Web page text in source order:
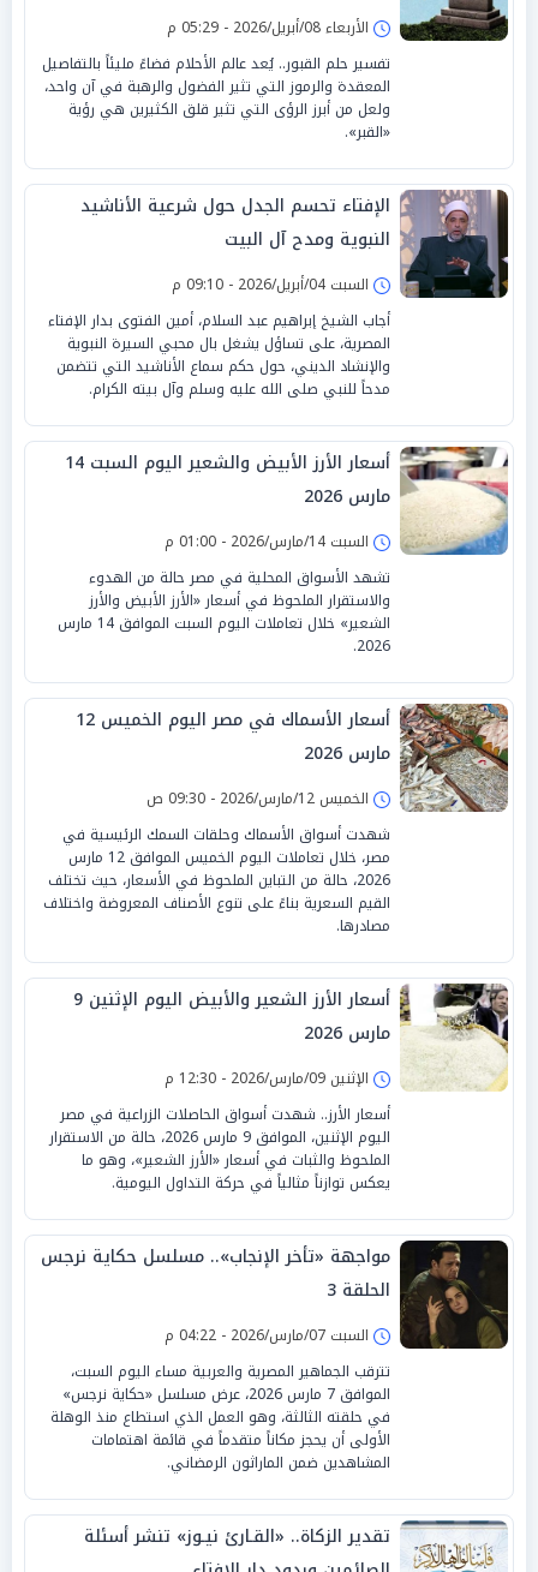
الأربعاء 08/أبريل/2026 - 05:29 م
تفسير حلم القبور.. يُعد عالم الأحلام فضاءً مليئاً بالتفاصيل
المعقدة والرموز التي تثير الفضول والرهبة في آن واحد،
ولعل من أبرز الرؤى التي تثير قلق الكثيرين هي رؤية
«القبر».
الإفتاء تحسم الجدل حول شرعية الأناشيد
النبوية ومدح آل البيت
السبت 04/أبريل/2026 - 09:10 م
أجاب الشيخ إبراهيم عبد السلام، أمين الفتوى بدار الإفتاء
المصرية، على تساؤل يشغل بال محبي السيرة النبوية
والإنشاد الديني، حول حكم سماع الأناشيد التي تتضمن
مدحاً للنبي صلى الله عليه وسلم وآل بيته الكرام.
أسعار الأرز الأبيض والشعير اليوم السبت 14
مارس 2026
السبت 14/مارس/2026 - 01:00 م
تشهد الأسواق المحلية في مصر حالة من الهدوء
والاستقرار الملحوظ في أسعار «الأرز الأبيض والأرز
الشعير» خلال تعاملات اليوم السبت الموافق 14 مارس
2026.
أسعار الأسماك في مصر اليوم الخميس 12
مارس 2026
الخميس 12/مارس/2026 - 09:30 ص
شهدت أسواق الأسماك وحلقات السمك الرئيسية في
مصر، خلال تعاملات اليوم الخميس الموافق 12 مارس
2026، حالة من التباين الملحوظ في الأسعار، حيث تختلف
القيم السعرية بناءً على تنوع الأصناف المعروضة واختلاف
مصادرها.
أسعار الأرز الشعير والأبيض اليوم الإثنين 9
مارس 2026
الإثنين 09/مارس/2026 - 12:30 م
أسعار الأرز.. شهدت أسواق الحاصلات الزراعية في مصر
اليوم الإثنين، الموافق 9 مارس 2026، حالة من الاستقرار
الملحوظ والثبات في أسعار «الأرز الشعير»، وهو ما
يعكس توازناً مثالياً في حركة التداول اليومية.
مواجهة «تأخر الإنجاب».. مسلسل حكاية نرجس
الحلقة 3
السبت 07/مارس/2026 - 04:22 م
تترقب الجماهير المصرية والعربية مساء اليوم السبت،
الموافق 7 مارس 2026، عرض مسلسل «حكاية نرجس»
في حلقته الثالثة، وهو العمل الذي استطاع منذ الوهلة
الأولى أن يحجز مكاناً متقدماً في قائمة اهتمامات
المشاهدين ضمن الماراثون الرمضاني.
تقدير الزكاة.. «القـارئ نيـوز» تنشر أسئلة